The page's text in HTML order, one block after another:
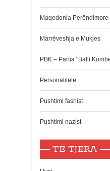
Maqedonia Perëndimore
Marrëveshja e Mukjes
PBK – Partia "Balli
Personalitete
Pushtimi fashist
Pushtimi nazist
TË TJERA